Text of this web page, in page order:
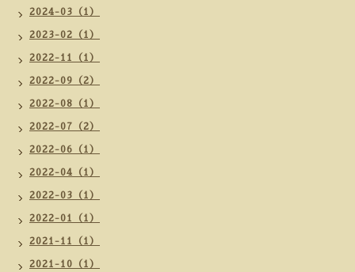
2024-03（1）
2023-02（1）
2022-11（1）
2022-09（2）
2022-08（1）
2022-07（2）
2022-06（1）
2022-04（1）
2022-03（1）
2022-01（1）
2021-11（1）
2021-10（1）